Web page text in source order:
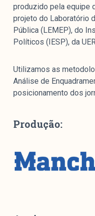
produzido pela equipe
projeto do Laboratório
Pública (LEMEP), do
Políticos (IESP), da
Utilizamos as
Análise de
posicionamento dos
Produção: